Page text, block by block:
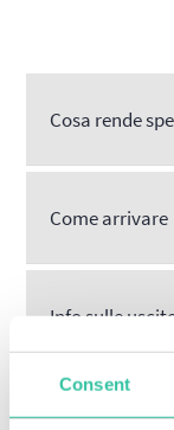
Consent
Cosa rende
Come arrivare
Info sulle
Food